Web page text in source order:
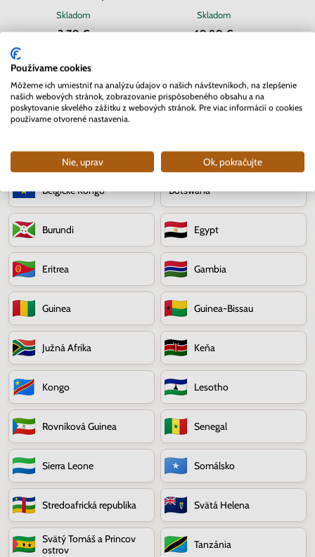
Skladom
3.70 €
Skladom
10.90 €
Belgické Kongo Botswana
Burundi Egypt
Eritrea Gambia
Guinea Guinea-Bissau
Južná Afrika Keňa
Kongo Lesotho
Rovníková Guinea Senegal
Sierra Leone Somálsko
Stredoafrická republika Svätá Helena
Svätý Tomáš a Princov
ostrov
Tanzánia
Používame cookies
Môžeme ich umiestniť na analýzu údajov o našich návštevníkoch, na zlepšenie
našich webových stránok, zobrazovanie prispôsobeného obsahu a na
poskytovanie skvelého zážitku z webových stránok. Pre viac informácií o cookies
používame otvorené nastavenia.
Nie, uprav Ok, pokračujte